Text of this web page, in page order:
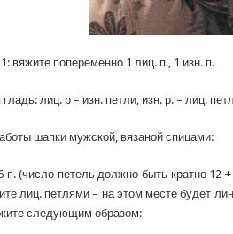
вяжите попеременно 1 лиц. п., 1 изн. п.
лиц. р – изн. петли, изн. р. – лиц.
шапки мужской, вязаной спицами:
п. (число петель должно быть кратно 12
лиц. петлями – на этом месте будет
следующим образом: